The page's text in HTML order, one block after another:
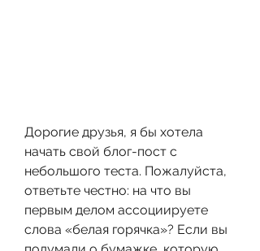
Дорогие друзья, я бы хотела
начать свой блог-пост с
небольшого теста. Пожалуйста,
ответьте честно: на что вы
первым делом ассоциируете
слова «белая горячка»? Если вы